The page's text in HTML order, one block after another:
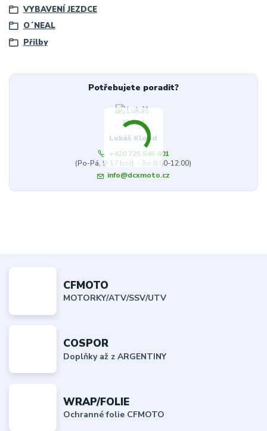
VYBAVENÍ JEZDCE
O´NEAL
Přilby
Potřebujete poradit?
Lukáš Kloud
+420 725 545 401
(Po-Pá, 9-17 hod. - So 8:00-12:00)
info@dcxmoto.cz
CFMOTO
MOTORKY/ATV/SSV/UTV
COSPOR
Doplňky až z ARGENTINY
WRAP/FOLIE
Ochranné folie CFMOTO